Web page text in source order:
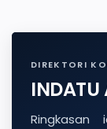
DIREKTORI
INDATU
Ringkasan